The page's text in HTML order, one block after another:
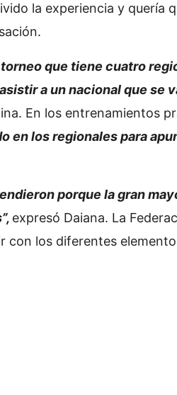
la experiencia y quería
torneo que tiene cuatro
a un nacional que se
En los entrenamientos
en los regionales para
porque la gran
expresó Daiana. La
con los diferentes